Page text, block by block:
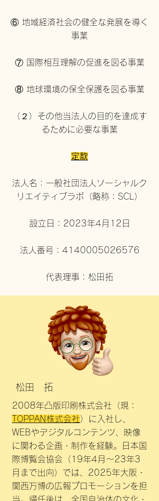
⑥ 地域経済社会の健全な発展を導く
事業
⑦ 国際相互理解の促進を図る事業
⑧ 地球環境の保全保護を図る事業​
（２）その他当法人の目的を達成す
るために必要な事業
定款
法人名：一般社団法人ソーシャルク
リエイティブラボ（略称：SCL）
設立日：2023年4月12日
​法人番号：4140005026576
代表理事：松田拓
松田 拓
2008年凸版印刷株式会社（現：
TOPPAN株式会社）に入社し、
WEBやデジタルコンテンツ、映像
に関わる企画・制作を経験。日本国
際博覧会協会（19年4月〜23年3
月まで出向）では、2025年大阪・
関西万博の広報プロモーションを担
当。帰任後は、全国自治体の文化・